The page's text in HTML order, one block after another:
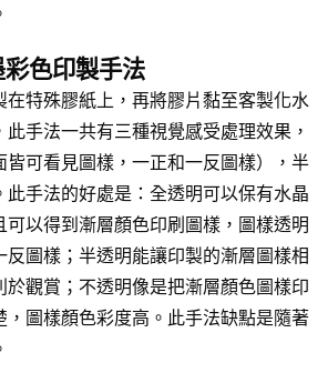
色印製手法
在特殊膠紙上，再將膠片黏至客製化水
手法一共有三種視覺感受處理效果，
皆可看見圖樣，一正和一反圖樣），半
此手法的好處是：全透明可以保有水晶
以得到漸層顏色印刷圖樣，圖樣透明
反圖樣；半透明能讓印製的漸層圖樣相
於觀賞；不透明像是把漸層顏色圖樣印
，圖樣顏色彩度高。此手法缺點是隨著